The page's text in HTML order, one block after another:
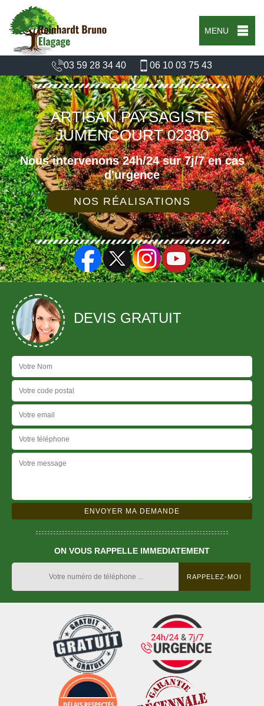
MENU
03 59 28 34 40 06 10 03 75 43
ARTISAN PAYSAGISTE
JUMENCOURT 02380
Nous intervenons 24h/24 sur 7j/7 en cas
d'urgence
NOS RÉALISATIONS
DEVIS GRATUIT
ON VOUS RAPPELLE IMMEDIATEMENT